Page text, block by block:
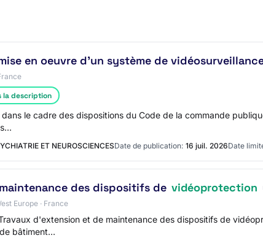
en oeuvre d'un système de
la description
le cadre des dispositions du Code de la commande
ET NEUROSCIENCESDate de publication: 16 juil. 2026Date
des dispositifs de vidéoprotection
Europe · France
d'extension et de maintenance des dispositifs de
bâtiment…